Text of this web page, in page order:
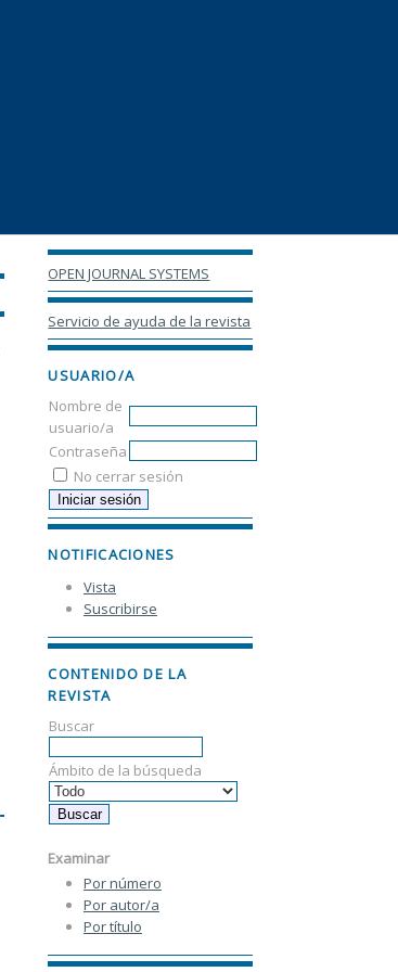
OPEN JOURNAL SYSTEMS
Servicio de ayuda de la revista
USUARIO/A
Nombre de
usuario/a
Contraseña
No cerrar sesión
NOTIFICACIONES
Vista
Suscribirse
CONTENIDO DE LA
REVISTA
Buscar
Ámbito de la búsqueda
Examinar
Por número
Por autor/a
Por título